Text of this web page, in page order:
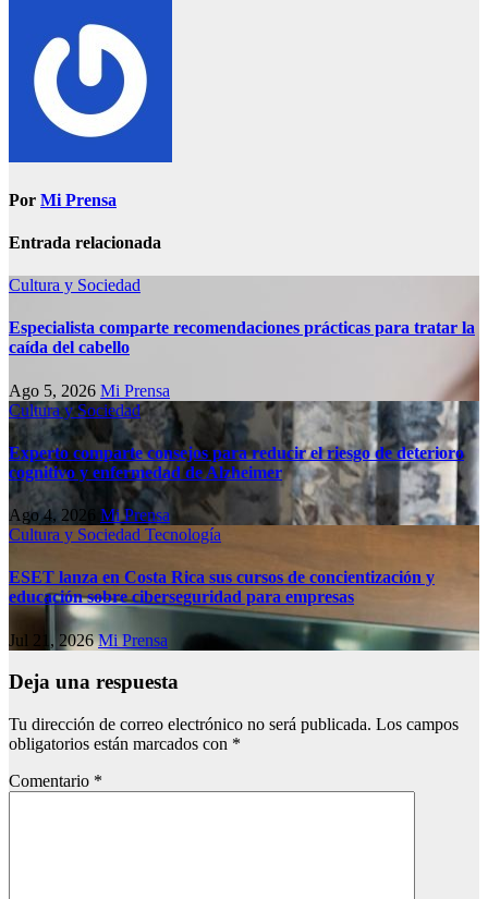
Por Mi Prensa
Entrada relacionada
Cultura y Sociedad
Especialista comparte recomendaciones prácticas para tratar la
caída del cabello
Ago 5, 2026 Mi Prensa
Cultura y Sociedad
Experto comparte consejos para reducir el riesgo de deterioro
cognitivo у enfermedad de Alzheimer
Ago 4, 2026 Mi Prensa
Cultura y Sociedad Tecnología
ESET lanza en Costa Rica sus cursos de concientización y
educación sobre ciberseguridad para empresas
Jul 21, 2026Mi Prensa
Deja una respuesta
Tu dirección de correo electrónico no será publicada. Los campos
obligatorios están marcados con *
Comentario *